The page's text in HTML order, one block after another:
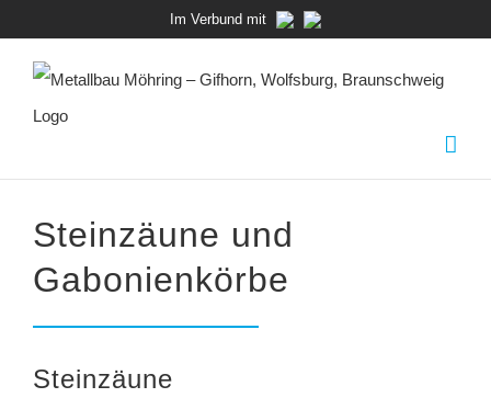
springen
Im Verbund mit
Steinzäune und
Gabonienkörbe
Steinzäune